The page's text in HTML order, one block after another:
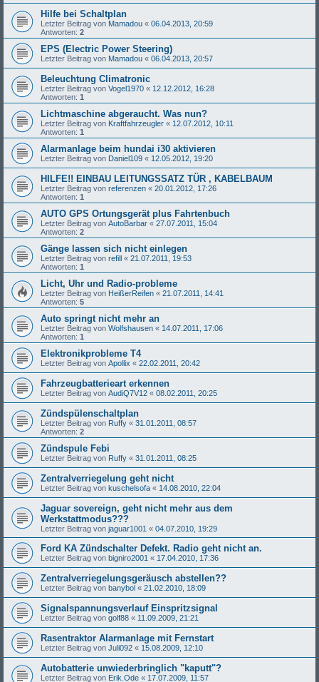
Hilfe bei Schaltplan
Letzter Beitrag von Mamadou « 06.04.2013, 20:59
Antworten: 2
EPS (Electric Power Steering)
Letzter Beitrag von Mamadou « 06.04.2013, 20:57
Beleuchtung Climatronic
Letzter Beitrag von Vogel1970 « 12.12.2012, 16:28
Antworten: 1
Lichtmaschine abgeraucht. Was nun?
Letzter Beitrag von Kraftfahrzeugler « 12.07.2012, 10:11
Antworten: 1
Alarmanlage beim hundai i30 aktivieren
Letzter Beitrag von Daniel109 « 12.05.2012, 19:20
HILFE!! EINBAU LEITUNGSSATZ TÜR , KABELBAUM
Letzter Beitrag von referenzen « 20.01.2012, 17:26
Antworten: 1
AUTO GPS Ortungsgerät plus Fahrtenbuch
Letzter Beitrag von AutoBarbar « 27.07.2011, 15:04
Antworten: 2
Gänge lassen sich nicht einlegen
Letzter Beitrag von refill « 21.07.2011, 19:53
Antworten: 1
Licht, Uhr und Radio-probleme
Letzter Beitrag von HeißerReifen « 21.07.2011, 14:41
Antworten: 5
Auto springt nicht mehr an
Letzter Beitrag von Wolfshausen « 14.07.2011, 17:06
Antworten: 1
Elektronikprobleme T4
Letzter Beitrag von Apollix « 22.02.2011, 20:42
Fahrzeugbatterieart erkennen
Letzter Beitrag von AudiQ7V12 « 08.02.2011, 20:25
Zündspülenschaltplan
Letzter Beitrag von Ruffy « 31.01.2011, 08:57
Antworten: 2
Zündspule Febi
Letzter Beitrag von Ruffy « 31.01.2011, 08:25
Zentralverriegelung geht nicht
Letzter Beitrag von kuschelsofa « 14.08.2010, 22:04
Jaguar sovereign, geht nicht mehr aus dem
Werkstattmodus???
Letzter Beitrag von jaguar1001 « 04.07.2010, 19:29
Ford KA Zündschalter Defekt. Radio geht nicht an.
Letzter Beitrag von bigniro2001 « 17.04.2010, 17:36
Zentralverriegelungsgeräusch abstellen??
Letzter Beitrag von banybol « 21.02.2010, 18:09
Signalspannungsverlauf Einspritzsignal
Letzter Beitrag von golf88 « 11.09.2009, 21:21
Rasentraktor Alarmanlage mit Fernstart
Letzter Beitrag von Juli092 « 15.08.2009, 12:10
Autobatterie unwiederbringlich "kaputt"?
Letzter Beitrag von Erik.Ode « 17.07.2009, 11:57